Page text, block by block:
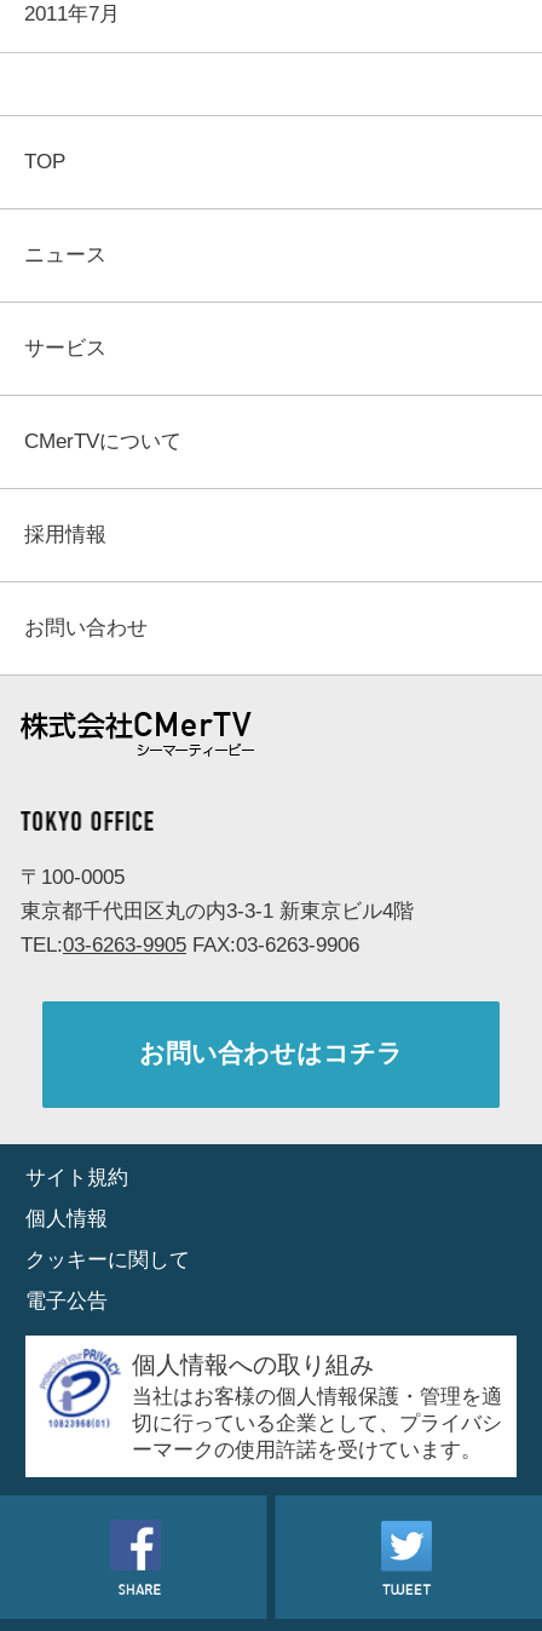
2011年7月
TOP
ニュース
サービス
CMerTVについて
採用情報
お問い合わせ
〒100-0005
東京都千代田区丸の内3-3-1 新東京ビル4階
TEL:03-6263-9905 FAX:03-6263-9906
お問い合わせはコチラ
サイト規約
個人情報
クッキーに関して
電子公告
個人情報への取り組み
当社はお客様の個人情報保護・管理を適
切に行っている企業として、プライバシ
ーマークの使用許諾を受けています。